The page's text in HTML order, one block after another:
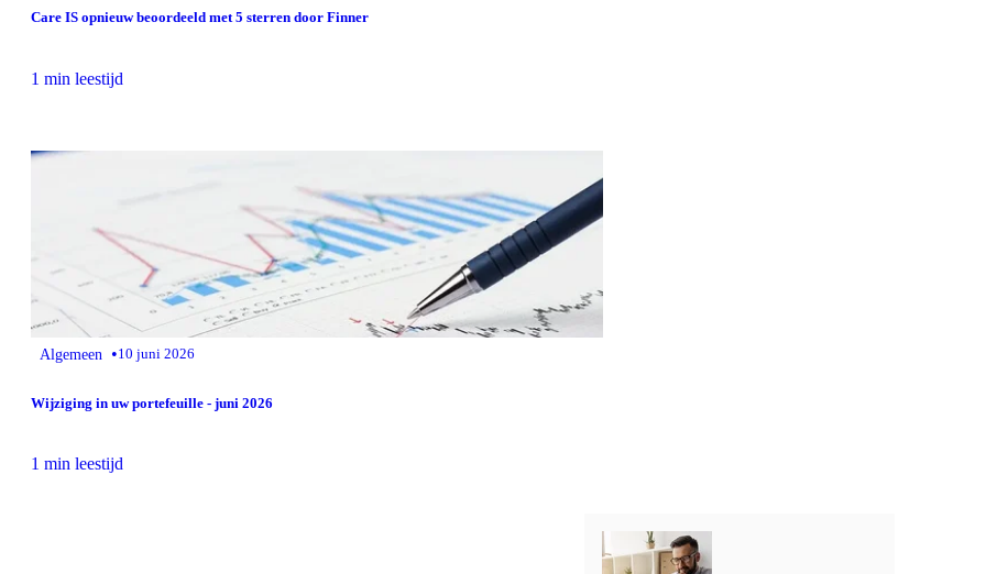
Care IS opnieuw beoordeeld met 5 sterren door Finner
1 min leestijd
Algemeen •10 juni 2026
Wijziging in uw portefeuille - juni 2026
1 min leestijd